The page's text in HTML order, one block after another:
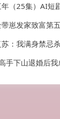
（25集）AI短
崽发家致富第
我满身禁忌杀穿诡域&
手下山退婚后我